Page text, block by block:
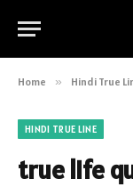
Home » Hindi True
HINDI TRUE LINE
true life